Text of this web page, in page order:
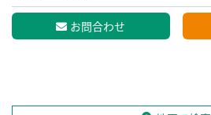
お問合わせ